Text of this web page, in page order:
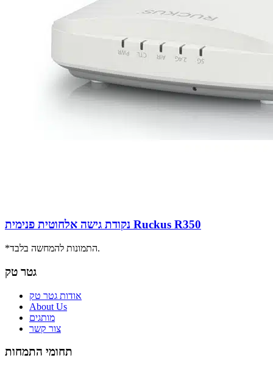
נקודת גישה אלחוטית פנימית Ruckus R350
*התמונות להמחשה בלבד.
גטר טק
אודות גטר טק
About Us
מותגים
צור קשר
תחומי התמחות